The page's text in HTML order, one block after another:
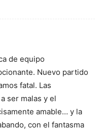
de equipo
Nuevo partido
fatal. Las
ser malas y el
amable… y la
con el fantasma